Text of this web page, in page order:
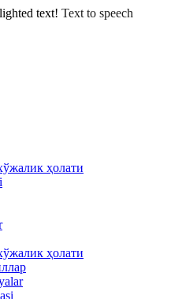
text! Text to speech
ҳолати
ҳолати